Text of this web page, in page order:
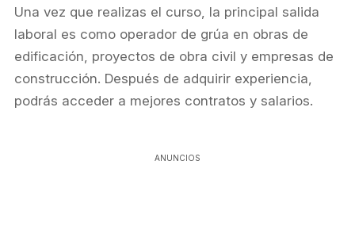
Una vez que realizas el curso, la principal salida
laboral es como operador de grúa en obras de
edificación, proyectos de obra civil y empresas de
construcción. Después de adquirir experiencia,
podrás acceder a mejores contratos y salarios.
ANUNCIOS